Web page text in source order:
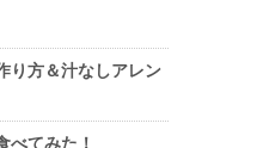
り方＆汁なしアレン
べてみた！